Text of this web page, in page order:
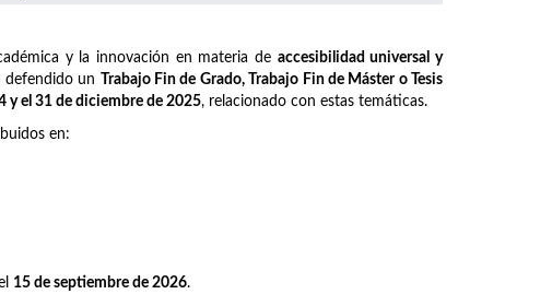
y la innovación en materia de accesibilidad universal y
defendido un Trabajo Fin de Grado, Trabajo Fin de Máster o Tesis
y el 31 de diciembre de 2025, relacionado con estas temáticas.
en:
15 de septiembre de 2026.